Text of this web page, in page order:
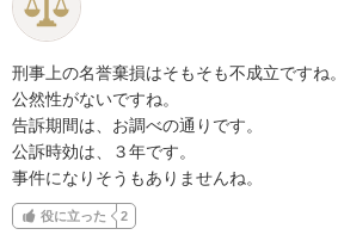
刑事上の名誉棄損はそもそも不成立ですね。
公然性がないですね。
告訴期間は、お調べの通りです。
公訴時効は、３年です。
事件になりそうもありませんね。
役に立った 2